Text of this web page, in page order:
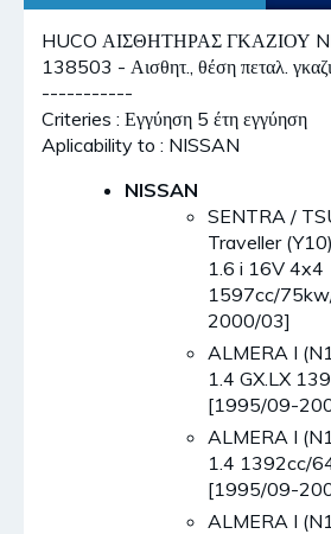
HUCO ΑΙΣΘΗΤΗΡΑΣ ΓΚΑΖΙΟΥ
138503 - Αισθητ., θέση πεταλ.
-----------
Criteries : Εγγύηση 5 έτη εγγύηση
Aplicability to : NISSAN
NISSAN
SENTRA /
Traveller
1.6 i 16V 4x4
1597cc/
2000/03]
ALMERA I
1.4 GX.LX
[1995/09-
ALMERA I
1.4 1392cc/
[1995/09-
ALMERA I